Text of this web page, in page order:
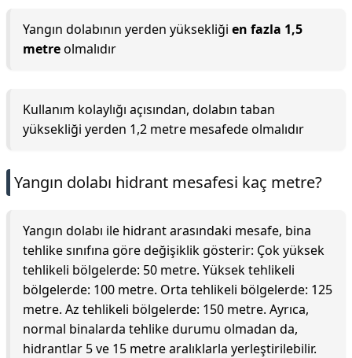
Yangın dolabının yerden yüksekliği en fazla 1,5
metreolmalıdır
Kullanım kolaylığı açısından, dolabın taban
yüksekliği yerden 1,2 metre mesafede olmalıdır
Yangın dolabı hidrant mesafesi kaç metre?
Yangın dolabı ile hidrant arasındaki mesafe, bina
tehlike sınıfına göre değişiklik gösterir: Çok yüksek
tehlikeli bölgelerde: 50 metre. Yüksek tehlikeli
bölgelerde: 100 metre. Orta tehlikeli bölgelerde: 125
metre. Az tehlikeli bölgelerde: 150 metre. Ayrıca,
normal binalarda tehlike durumu olmadan da,
hidrantlar 5 ve 15 metre aralıklarla yerleştirilebilir.